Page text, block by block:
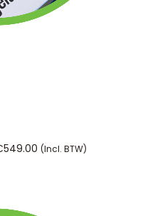
WINKELWAGEN
549.00 (incl. BTW)